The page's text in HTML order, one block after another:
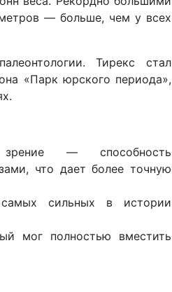
— больше, чем у всех
Тирекс стал
«Парк юрского периода»,
— способность
что дает более точную
сильных в истории
мог полностью вместить